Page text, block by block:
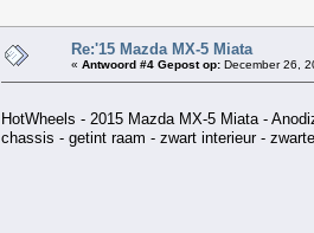
Re:'15 Mazda MX-5 Miata
« Antwoord #4 Gepost op: December 26,
HotWheels - 2015 Mazda MX-5 Miata -
chassis - getint raam - zwart interieur -